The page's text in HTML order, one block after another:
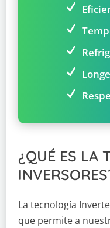
¿QUÉ ES LA
La tecnología
que permite a